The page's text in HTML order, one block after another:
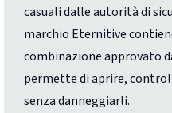
casuali dalle autorità di
marchio Eternitive
combinazione approvato
permette di aprire,
senza danneggiarli.